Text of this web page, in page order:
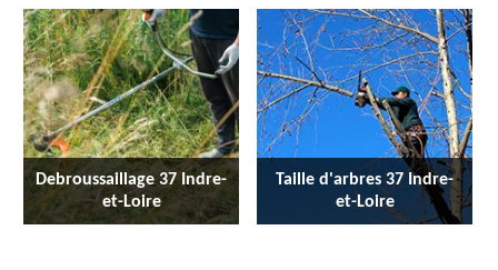
Debroussaillage 37 Indre-
et-Loire
Taille d'arbres 37 Indre-
et-Loire